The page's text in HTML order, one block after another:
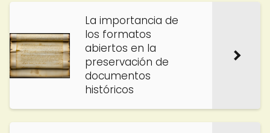
La importancia de
los formatos
abiertos en la
preservación de
documentos
históricos